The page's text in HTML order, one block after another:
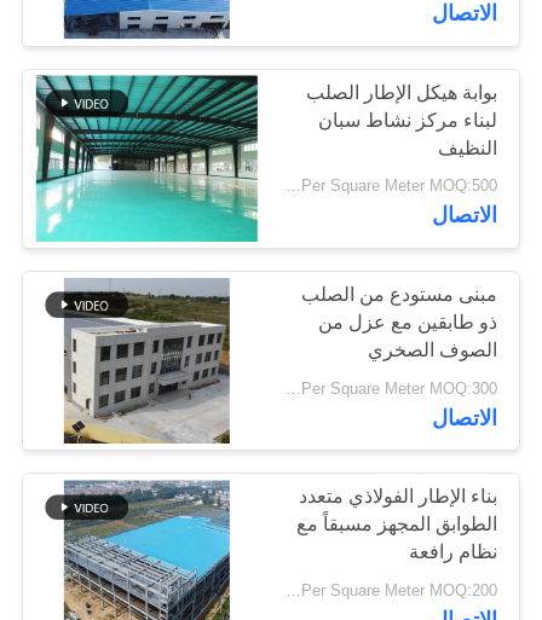
معلومات
جولة
المعمل
مراقبة
الجودة
اتصل
أخبار
الاتصال
بوابة هيكل الإطار الصلب
لبناء مركز نشاط سبان
النظيف
USD29-USD99 Per Square Meter MOQ:500 متر مربع
الاتصال
مبنى مستودع من الصلب
ذو طابقين مع عزل من
الصوف الصخري
الاتصال
بناء الإطار الفولاذي متعدد
الطوابق المجهز مسبقاً مع
نظام رافعة
USD19-USD39 Per Square Meter MOQ:200 مترا مربعا